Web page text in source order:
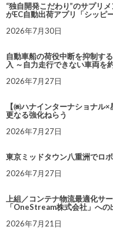
“独自開発こだわり”のサプリ
がEC自動出荷アプリ「シッピ
2026年7月30日
自動車船の荷役中断を抑制す
入 ～自力走行できない車両を
2026年7月27日
【㈱ハナインターナショナル
更なる強化ねらう
2026年7月27日
東京ミッドタウン八重洲でロ
2026年7月27日
上組／コンテナ物流最適化サ
「OneStream株式会社」への
2026年7月21日